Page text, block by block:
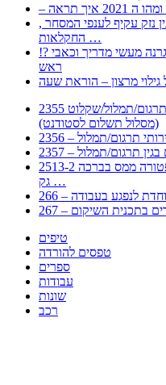
איך תראה
, התעשייה , פיצויי מס רכוש בגין נזק עקיף לענפי המסחר
החקלאות …
!? איך להפרד מהמיגרנה לשחרור ממיגרנה מעשי מדריך וכאבי
ראש
גילוי מרצון – הוראת שעה
2355 דרישה לתשלום עבור מתן שירותי תרגום/תמלול/שקלוט
(מסלול תשלום לסטודנט)
תרגום/תמלול
בגין תרגום/תמלול
2513-2 טופס חדש הצהרה על העברה לחול הפטורה ממס בברכה
גק …
לנפגע בעבודה
בתכנית השיקום
טיפים
טפסים להורדה
ספרים
עבודות
שונות
רכב